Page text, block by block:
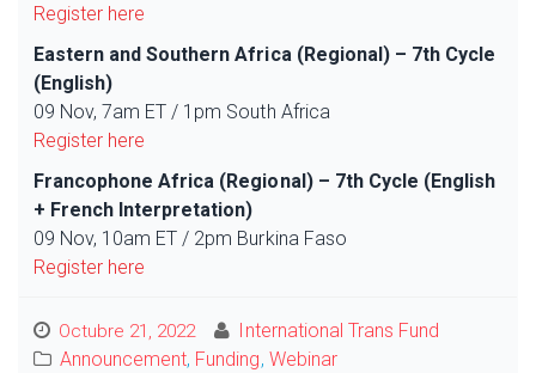
Register here
Eastern and Southern Africa (Regional) – 7th Cycle
(English)
09 Nov, 7am ET / 1pm South Africa
Register here
Francophone Africa (Regional) – 7th Cycle (English
+ French Interpretation)
09 Nov, 10am ET / 2pm Burkina Faso
Register here
Octubre 21, 2022
International Trans Fund
Announcement, Funding, Webinar